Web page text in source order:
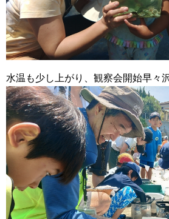
水温も少し上がり、観察会開始早々